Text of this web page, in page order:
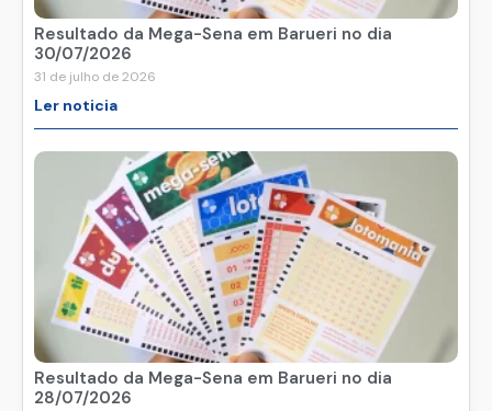
Resultado da Mega-Sena em Barueri no dia
30/07/2026
31 de julho de 2026
Ler noticia
Resultado da Mega-Sena em Barueri no dia
28/07/2026